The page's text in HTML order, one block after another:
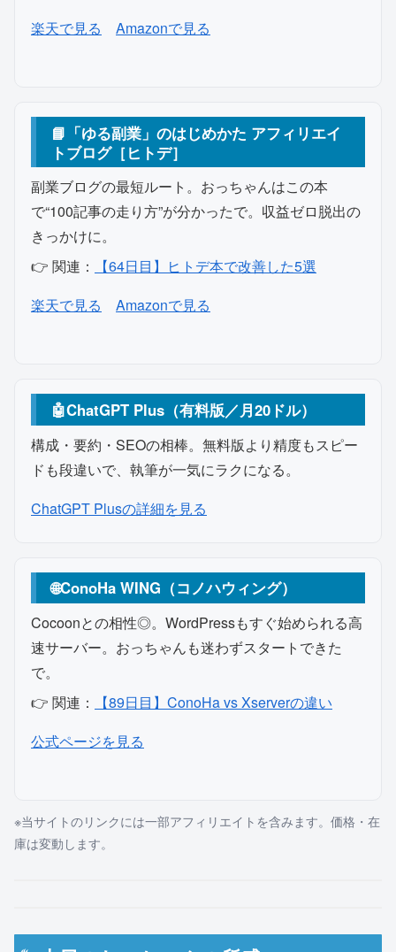
楽天で見る （アフィリエイトリンク）
Amazonで見る
📘「ゆる副業」のはじめかた アフィリエイ
トブログ［ヒトデ］
副業ブログの最短ルート。おっちゃんはこの本
で“100記事の走り方”が分かったで。収益ゼロ脱出の
きっかけに。
👉 関連：
【64日目】ヒトデ本で改善した5選
楽天で見る （アフィリエイトリンク）
Amazonで見る
🤖ChatGPT Plus（有料版／月20ドル）
構成・要約・SEOの相棒。無料版より精度もスピー
ドも段違いで、執筆が一気にラクになる。
ChatGPT Plusの詳細を見る
🌐ConoHa WING（コノハウィング）
Cocoonとの相性◎。WordPressもすぐ始められる高
速サーバー。おっちゃんも迷わずスタートできた
で。
👉 関連：
【89日目】ConoHa vs Xserverの違い
公式ページを見る
※当サイトのリンクには一部アフィリエイトを含みます。価格・在
庫は変動します。